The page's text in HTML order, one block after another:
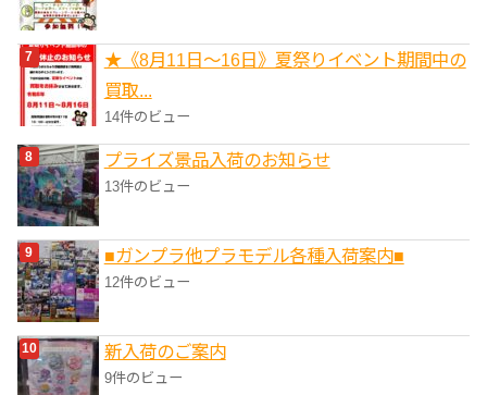
★《8月11日～16日》夏祭りイベント期間中の
買取...
14件のビュー
プライズ景品入荷のお知らせ
13件のビュー
■ガンプラ他プラモデル各種入荷案内■
12件のビュー
新入荷のご案内
9件のビュー